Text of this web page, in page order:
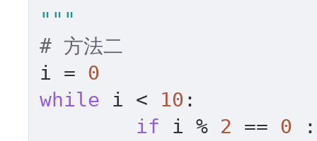
"""
# 方法二
i = 0
while i < 10 :
if i % 2 == 0 :